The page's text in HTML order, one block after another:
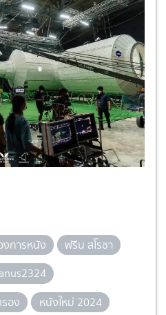
งการหนัง
ฟรีน สโรชา
อง
หนังใหม่ 2024